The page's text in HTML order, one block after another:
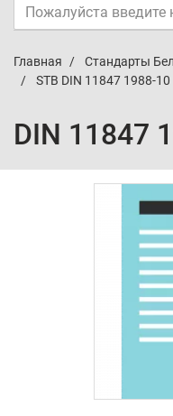
Главная Стандарты
STB DIN 11847 1988-10
DIN 11847